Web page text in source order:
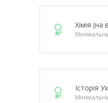
Хімія (на
Історія